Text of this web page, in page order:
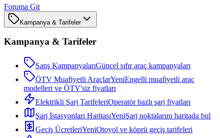
Foruma Git
Kampanya & Tarifeler
Kampanya & Tarifeler
Satış KampanyalarıGüncel sıfır araç kampanyaları
ÖTV Muafiyetli AraçlarYeniEngelli muafiyetli araç
modelleri ve ÖTV'siz fiyatları
Elektrikli Şarj TarifeleriOperatör bazlı şarj fiyatları
Şarj İstasyonları HaritasıYeniŞarj noktalarını haritada bul
Geçiş ÜcretleriYeniOtoyol ve köprü geçiş tarifeleri